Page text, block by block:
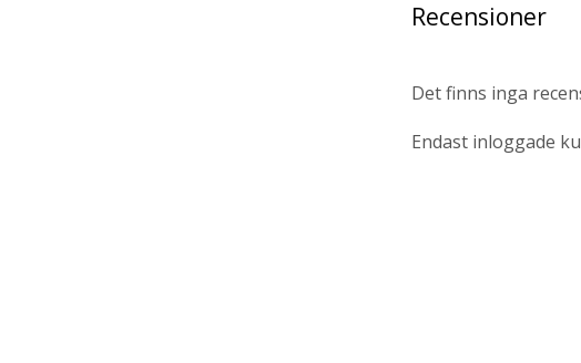
Recensioner
Det finns inga
Endast inloggade